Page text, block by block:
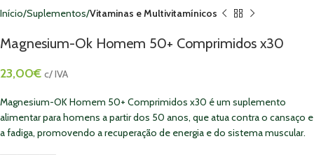
Início Suplementos Vitaminas e Multivitamínicos
Magnesium-Ok Homem 50+ Comprimidos x30
23,00€ c/ IVA
Magnesium-OK Homem 50+ Comprimidos x30 é um suplemento
alimentar para homens a partir dos 50 anos, que atua contra o cansaço e
a fadiga, promovendo a recuperação de energia e do sistema muscular.